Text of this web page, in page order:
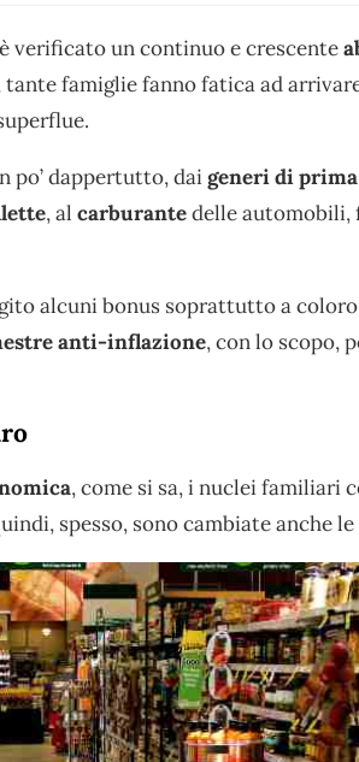
verificato un continuo e crescente
famiglie fanno fatica ad
po’ dappertutto, daigeneri di
, al carburantedelle automobili,
alcuni bonus soprattutto a
anti-inflazione, con lo scopo,
, come si sa, i nuclei familiari
spesso, sono cambiate anche